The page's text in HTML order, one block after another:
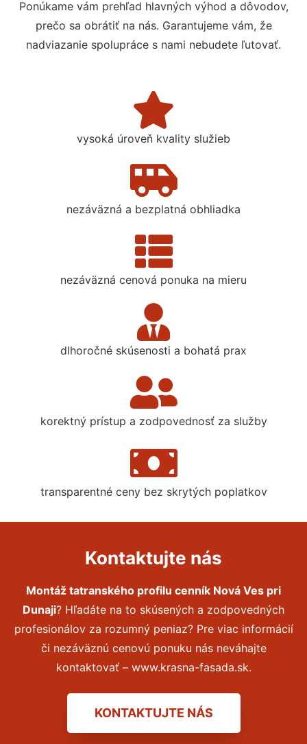
Ponúkame vám prehľad hlavných výhod a dôvodov,
prečo sa obrátiť na nás. Garantujeme vám, že
nadviazanie spolupráce s nami nebudete ľutovať.
vysoká úroveň kvality služieb
nezáväzná a bezplatná obhliadka
nezáväzná cenová ponuka na mieru
dlhoročné skúsenosti a bohatá prax
korektný prístup a zodpovednosť za služby
transparentné ceny bez skrytých poplatkov
Kontaktujte nás
Montáž tatranského profilu cenník Nová Ves pri
Dunaji? Hľadáte na to skúsených a zodpovedných
profesionálov za rozumný peniaz? Pre viac informácií
či nezáväznú cenovú ponuku nás neváhajte
kontaktovať – www.krasna-fasada.sk.
KONTAKTUJTE NÁS